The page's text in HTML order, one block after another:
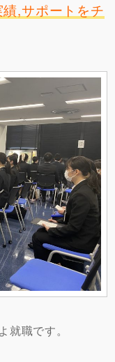
,サポートをチ
職です。